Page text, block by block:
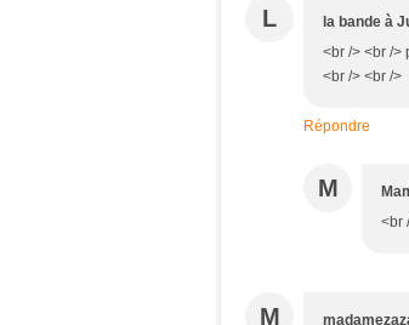
L la bande à
<br /> <br />
<br /> <br />
Répondre
M
<br
M